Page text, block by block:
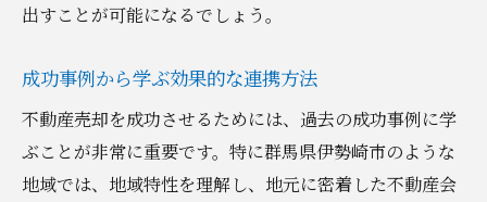
出すことが可能になるでしょう。
成功事例から学ぶ効果的な連携方法
不動産売却を成功させるためには、過去の成功事例に学
ぶことが非常に重要です。特に群馬県伊勢崎市のような
地域では、地域特性を理解し、地元に密着した不動産会